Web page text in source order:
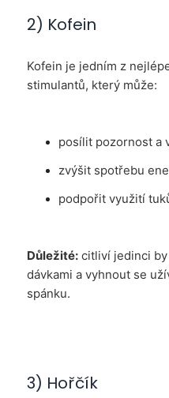
2) Kofein
Kofein je jedním z
stimulantů, který může:
posílit pozornost a
zvýšit spotřebu
podpořit využití
Důležité: citliví jedinci
dávkami a vyhnout se
spánku.
3) Hořčík